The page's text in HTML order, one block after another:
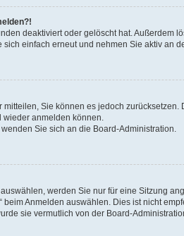
deaktiviert oder gelöscht hat. Außerdem
einfach erneut und nehmen Sie aktiv an
Sie können es jedoch
anmelden können.
Sie sich an die Board-Administration.
werden Sie nur für eine Sitzung
Anmelden auswählen. Dies ist nicht
sie vermutlich von der Board-